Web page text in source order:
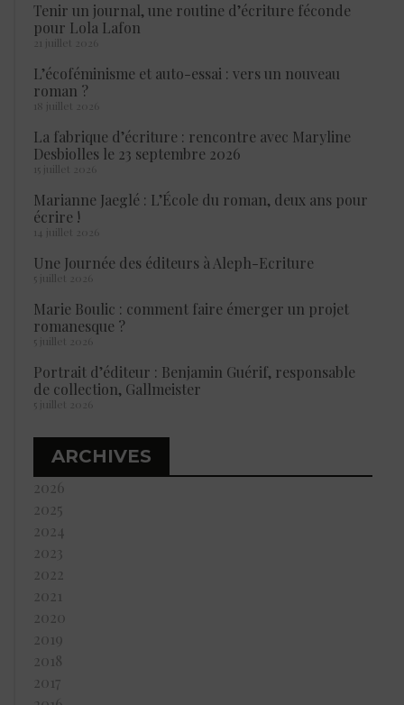
Tenir un journal, une routine d’écriture féconde
pour Lola Lafon
21 juillet 2026
L’écoféminisme et auto-essai : vers un nouveau
roman ?
18 juillet 2026
La fabrique d’écriture : rencontre avec Maryline
Desbiolles le 23 septembre 2026
15 juillet 2026
Marianne Jaeglé : L’École du roman, deux ans pour
écrire !
14 juillet 2026
Une Journée des éditeurs à Aleph-Ecriture
5 juillet 2026
Marie Boulic : comment faire émerger un projet
romanesque ?
5 juillet 2026
Portrait d’éditeur : Benjamin Guérif, responsable
de collection, Gallmeister
5 juillet 2026
ARCHIVES
2026
2025
2024
2023
2022
2021
2020
2019
2018
2017